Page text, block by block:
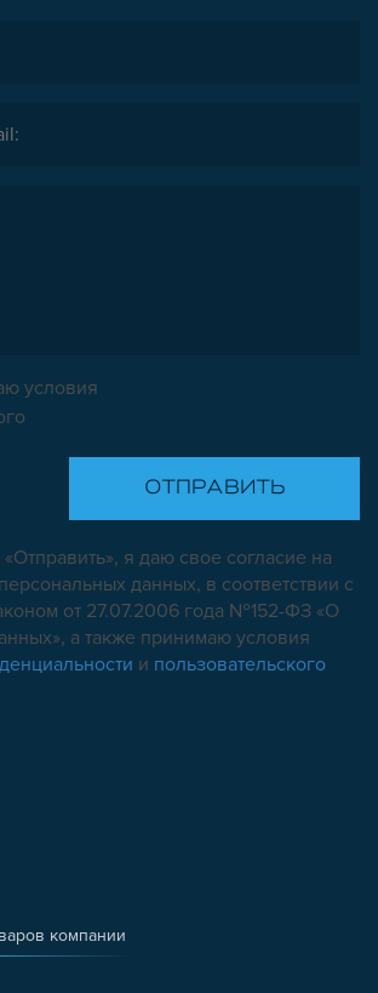
условия
я даю свое согласие на
данных, в соответствии с
от 27.07.2006 года №152-ФЗ «О
а также принимаю условия
и пользовательского
компании